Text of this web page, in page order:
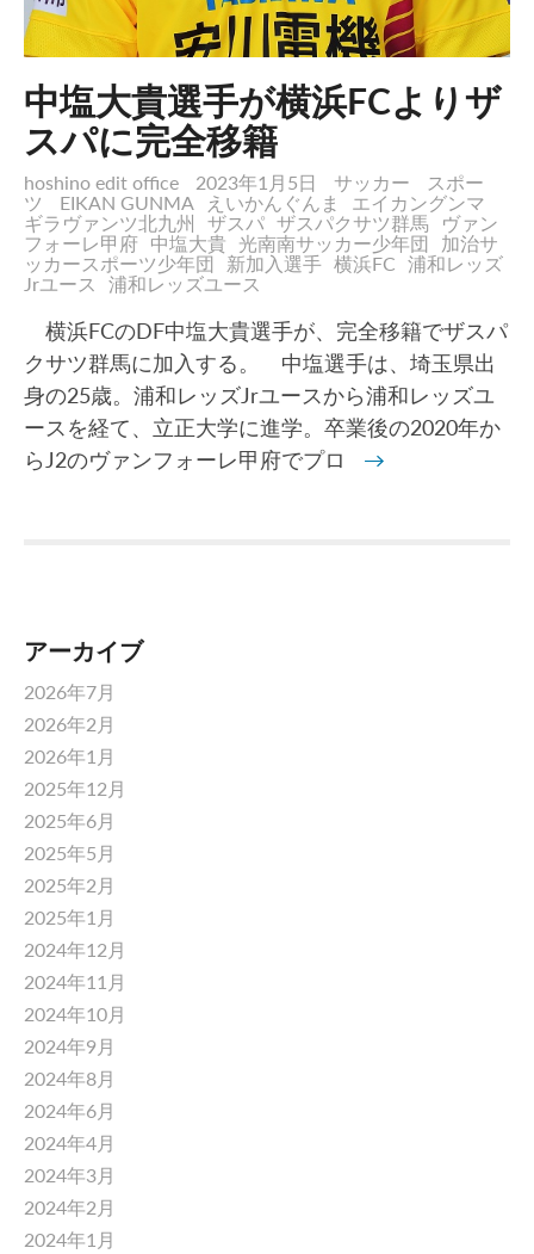
中塩大貴選手が横浜FCよりザ
スパに完全移籍
hoshino edit office 2023年1月5日 サッカー
スポー
ツ
EIKAN GUNMA えいかんぐんま
エイカングンマ
ギラヴァンツ北九州
ザスパ ザスパクサツ群馬
ヴァン
フォーレ甲府
中塩大貴 光南南サッカー少年団
加治サ
ッカースポーツ少年団
新加入選手 横浜FC 浦和レッズ
Jrユース
浦和レッズユース
横浜FCのDF中塩大貴選手が、完全移籍でザスパ
クサツ群馬に加入する。 中塩選手は、埼玉県出
身の25歳。浦和レッズJrユースから浦和レッズユ
ースを経て、立正大学に進学。卒業後の2020年か
らJ2のヴァンフォーレ甲府でプロ
→
アーカイブ
2026年7月
2026年2月
2026年1月
2025年12月
2025年6月
2025年5月
2025年2月
2025年1月
2024年12月
2024年11月
2024年10月
2024年9月
2024年8月
2024年6月
2024年4月
2024年3月
2024年2月
2024年1月